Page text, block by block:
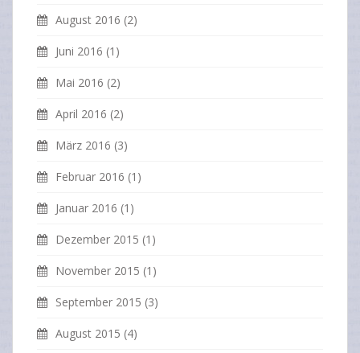
August 2016 (2)
Juni 2016 (1)
Mai 2016 (2)
April 2016 (2)
März 2016 (3)
Februar 2016 (1)
Januar 2016 (1)
Dezember 2015 (1)
November 2015 (1)
September 2015 (3)
August 2015 (4)